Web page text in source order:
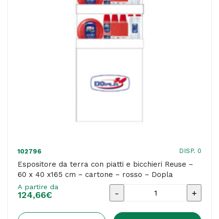
cm
-
-
canna
-
Signor
-
102796 DISP. 0
Espositore da terra con piatti e bicchieri Reuse –
60 x 40 x165 cm – cartone – rosso – Dopla
A partire da
124,66€
Espositore